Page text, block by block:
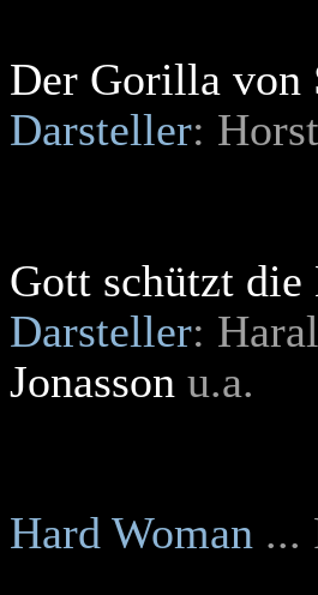
Der Gorilla von
Darsteller:
Gott schützt die
Darsteller:
Jonasson u.a.
Hard Woman ...